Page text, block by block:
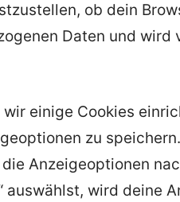
ob dein
Daten und wird
einige Cookies
zu
Anzeigeoptionen
auswählst, wird deine